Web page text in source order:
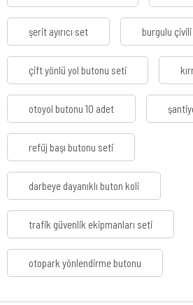
şerit ayırıcı set burgulu
çift yönlü yol butonu seti
otoyol butonu 10 adet
refüj başı butonu seti
darbeye dayanıklı buton koli
trafik güvenlik ekipmanları seti
otopark yönlendirme butonu